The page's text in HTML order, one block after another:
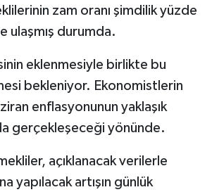
zam oranı şimdilik yüzde
ulaşmış durumda.
eklenmesiyle birlikte bu
bekleniyor. Ekonomistlerin
enflasyonunun yaklaşık
gerçekleşeceği yönünde.
açıklanacak verilerle
yapılacak artışın günlük